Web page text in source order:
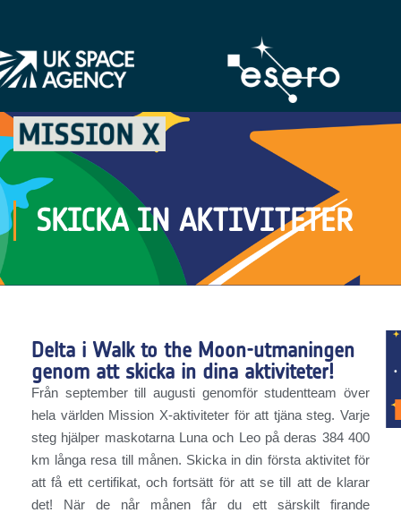
SKICKA IN AKTIVITETER
Delta i Walk to the Moon-utmaningen
genom att skicka in dina aktiviteter!
Från september till augusti genomför studentteam över
hela världen Mission X-aktiviteter för att tjäna steg. Varje
steg hjälper maskotarna Luna och Leo på deras 384 400
km långa resa till månen. Skicka in din första aktivitet för
att få ett certifikat, och fortsätt för att se till att de klarar
det! När de når månen får du ett särskilt firande